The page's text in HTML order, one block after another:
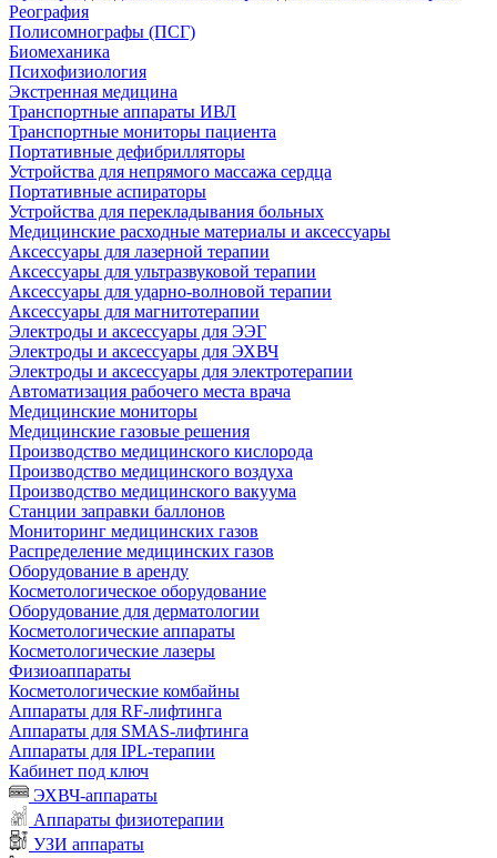
Реография
Полисомнографы (ПСГ)
Биомеханика
Психофизиология
Экстренная медицина
Транспортные аппараты ИВЛ
Транспортные мониторы пациента
Портативные дефибрилляторы
Устройства для непрямого массажа сердца
Портативные аспираторы
Устройства для перекладывания больных
Медицинские расходные материалы и аксессуары
Аксессуары для лазерной терапии
Аксессуары для ультразвуковой терапии
Аксессуары для ударно-волновой терапии
Аксессуары для магнитотерапии
Электроды и аксессуары для ЭЭГ
Электроды и аксессуары для ЭХВЧ
Электроды и аксессуары для электротерапии
Автоматизация рабочего места врача
Медицинские мониторы
Медицинские газовые решения
Производство медицинского кислорода
Производство медицинского воздуха
Производство медицинского вакуума
Станции заправки баллонов
Мониторинг медицинских газов
Распределение медицинских газов
Оборудование в аренду
Косметологическое оборудование
Оборудование для дерматологии
Косметологические аппараты
Косметологические лазеры
Физиоаппараты
Косметологические комбайны
Аппараты для RF-лифтинга
Аппараты для SMAS-лифтинга
Аппараты для IPL-терапии
Кабинет под ключ
ЭХВЧ-аппараты
Аппараты физиотерапии
УЗИ аппараты